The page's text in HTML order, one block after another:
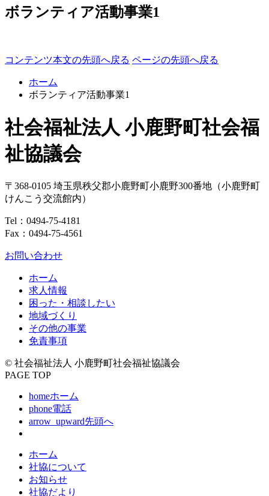
ボランティア活動事業1
コンテンツ本文の先頭へ戻る ページの先頭へ戻る
ホーム
ボランティア活動事業1
社会福祉法人 小鹿野町社会福
祉協議会
〒368-0105 埼玉県秩父郡小鹿野町小鹿野300番地 （小鹿野町
けんこう交流館内）
Tel： 0494-75-4181
Fax：0494-75-4561
お問い合わせ
ホーム
求人情報
困った・相談したい
地域づくり
その他の事業
免責事項
© 社会福祉法人 小鹿野町社会福祉協議会
PAGE TOP
homeホーム
phone電話
arrow_upward先頭へ
ホーム
社協について
お知らせ
社協だより